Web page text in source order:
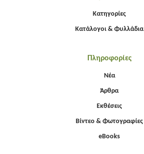
Κατηγορίες
Κατάλογοι & Φυλλάδια
Πληροφορίες
Νέα
Άρθρα
Εκθέσεις
Βίντεο & Φωτογραφίες
eBooks